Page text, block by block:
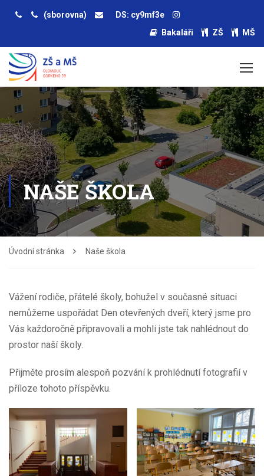
(sborovna)
DS: cy9mf3e
Bakaláři
ZŠ MŠ
NAŠE ŠKOLA
Úvodní stránka Naše škola
Vážení rodiče, přátelé školy, bohužel v současné situaci
nemůžeme uspořádat Den otevřených dveří, který jsme pro
Vás každoročně připravovali a mohli jste tak nahlédnout do
prostor naší školy.
Přijměte prosím alespoň pozvání k prohlédnutí fotografií v
příloze tohoto příspěvku.